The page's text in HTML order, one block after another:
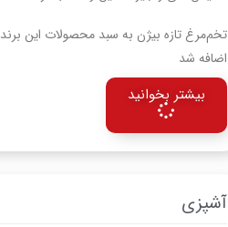
تخم‌مرغ تازه بیژن به سبد محصولات این برند
اضافه شد
بیشتر بخوانید
آشپزی